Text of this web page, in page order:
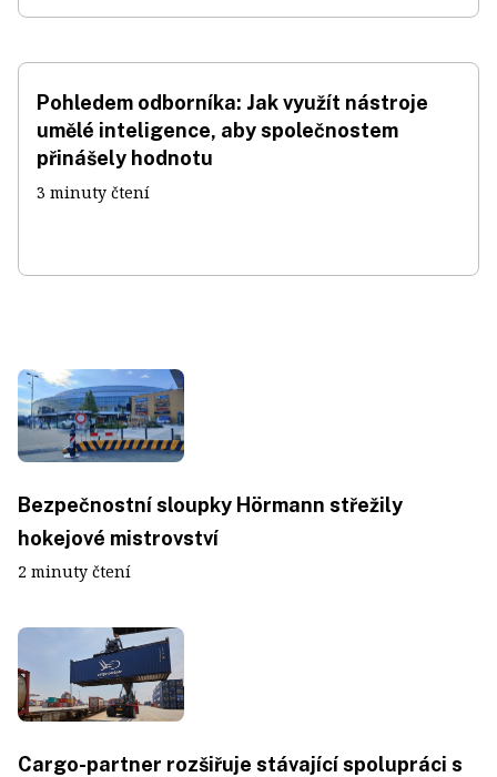
Pohledem odborníka: Jak využít nástroje
umělé inteligence, aby společnostem
přinášely hodnotu
3 minuty čtení
Bezpečnostní sloupky Hörmann střežily
hokejové mistrovství
2 minuty čtení
Cargo-partner rozšiřuje stávající spolupráci s